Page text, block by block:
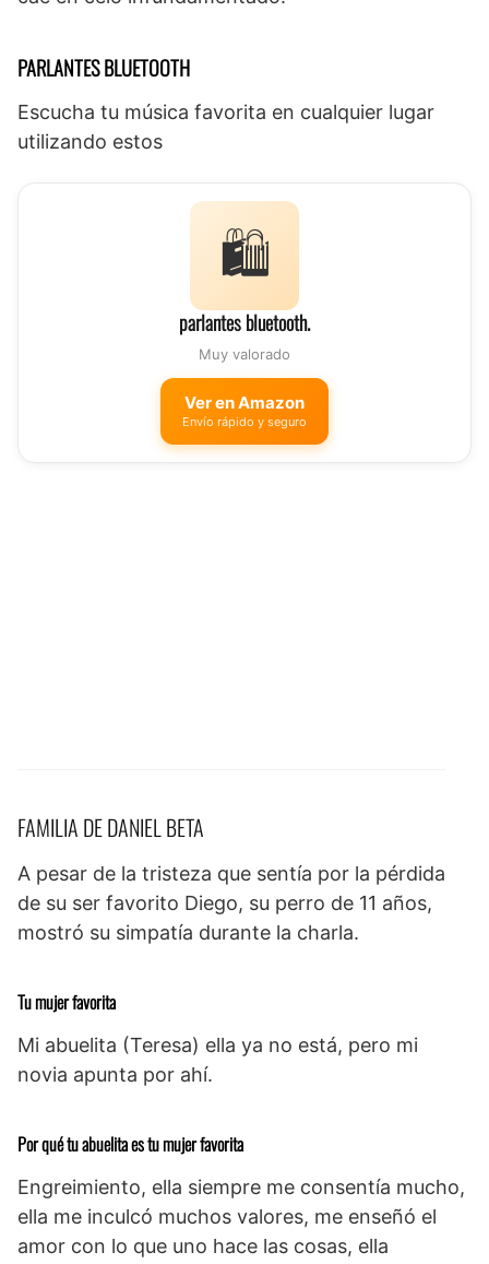
PARLANTES BLUETOOTH
Escucha tu música favorita en cualquier lugar
utilizando estos
🛍️
parlantes bluetooth.
Muy valorado
Ver en Amazon
Envío rápido y seguro
FAMILIA DE DANIEL BETA
A pesar de la tristeza que sentía por la pérdida
de su ser favorito Diego, su perro de 11 años,
mostró su simpatía durante la charla.
Tu mujer favorita
Mi abuelita (Teresa) ella ya no está, pero mi
novia apunta por ahí.
Por qué tu abuelita es tu mujer favorita
Engreimiento, ella siempre me consentía mucho,
ella me inculcó muchos valores, me enseñó el
amor con lo que uno hace las cosas, ella